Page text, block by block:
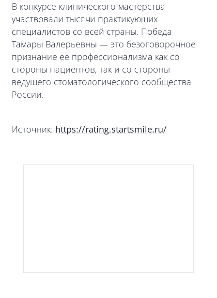
В конкурсе клинического мастерства
участвовали тысячи практикующих
специалистов со всей страны. Победа
Тамары Валерьевны — это безоговорочное
признание ее профессионализма как со
стороны пациентов, так и со стороны
ведущего стоматологического сообщества
России.
Источник: https://rating.startsmile.ru/